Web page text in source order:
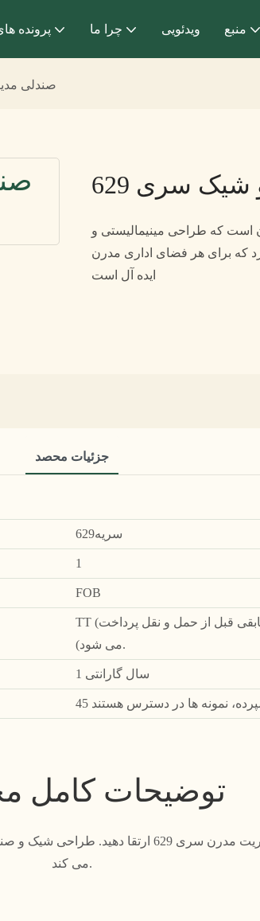
پرونده چرا ما ویدئویی منبع
صندلی
سری 629
صندلی اداری مدرن است که طراحی مینیمالیستی و
که برای هر فضای اداری مدرن
ایده آل است
جزئیات محصد
سریه629
1
FOB
TT (پرداخت کامل قبل از حمل و نقل (30٪ پیش پرداخت، مابقی قبل از حمل و نقل پرداخت
می شود).
1 سال گارانتی
نمونه ها در دسترس هستند
توضیحات کامل
فضای اداری خود را با صندلی مدیریت مدرن
می کند.